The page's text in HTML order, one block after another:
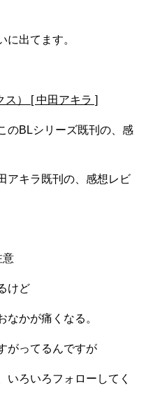
に出てます。
） [ 中田アキラ ]
のBLシリーズ既刊の、感
アキラ既刊の、感想レビ
意
けど
かが痛くなる。
がってるんですが
いろいろフォローしてく